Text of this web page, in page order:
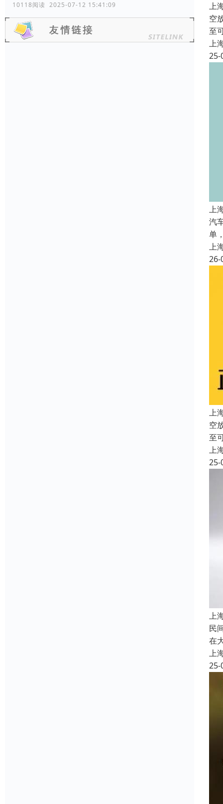
10118阅读 2025-07-12 15:41:09
上
空
至
上
25-
上
汽
单
上
26-
上
空
至
上
25-
上
民
在
上
25-